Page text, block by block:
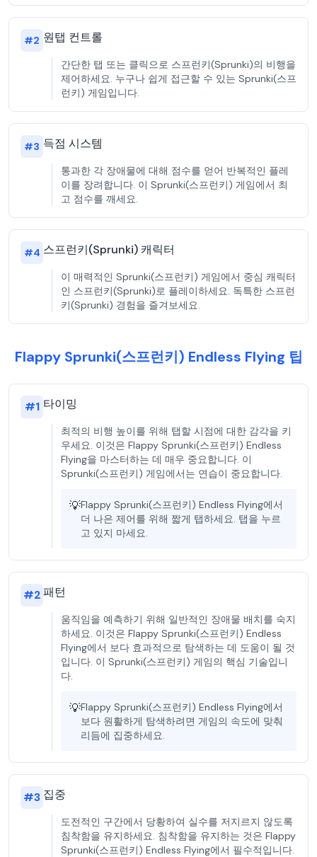
#2 원탭 컨트롤
간단한 탭 또는 클릭으로 스프런키(Sprunki)의 비행을
제어하세요. 누구나 쉽게 접근할 수 있는 Sprunki(스프
런키) 게임입니다.
#3 득점 시스템
통과한 각 장애물에 대해 점수를 얻어 반복적인 플레
이를 장려합니다. 이 Sprunki(스프런키) 게임에서 최
고 점수를 깨세요.
#4 스프런키(Sprunki) 캐릭터
이 매력적인 Sprunki(스프런키) 게임에서 중심 캐릭터
인 스프런키(Sprunki)로 플레이하세요. 독특한 스프런
키(Sprunki) 경험을 즐겨보세요.
Flappy Sprunki(스프런키) Endless Flying 팁
#1 타이밍
최적의 비행 높이를 위해 탭할 시점에 대한 감각을 키
우세요. 이것은 Flappy Sprunki(스프런키) Endless
Flying을 마스터하는 데 매우 중요합니다. 이
Sprunki(스프런키) 게임에서는 연습이 중요합니다.
💡Flappy Sprunki(스프런키) Endless Flying에서
더 나은 제어를 위해 짧게 탭하세요. 탭을 누르
고 있지 마세요.
#2패턴
움직임을 예측하기 위해 일반적인 장애물 배치를 숙지
하세요. 이것은 Flappy Sprunki(스프런키) Endless
Flying에서 보다 효과적으로 탐색하는 데 도움이 될 것
입니다. 이 Sprunki(스프런키) 게임의 핵심 기술입니
다.
💡Flappy Sprunki(스프런키) Endless Flying에서
보다 원활하게 탐색하려면 게임의 속도에 맞춰
리듬에 집중하세요.
#3 집중
도전적인 구간에서 당황하여 실수를 저지르지 않도록
침착함을 유지하세요. 침착함을 유지하는 것은 Flappy
Sprunki(스프런키) Endless Flying에서 필수적입니다.